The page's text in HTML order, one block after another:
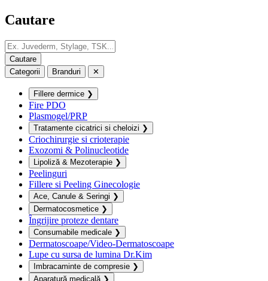
Cautare
Categorii Branduri ✕
Fillere dermice ❯
Fire PDO
Plasmogel/PRP
Tratamente cicatrici si cheloizi ❯
Criochirurgie si crioterapie
Exozomi & Polinucleotide
Lipoliză & Mezoterapie ❯
Peelinguri
Fillere si Peeling Ginecologie
Ace, Canule & Seringi ❯
Dermatocosmetice ❯
Îngrijire proteze dentare
Consumabile medicale ❯
Dermatoscoape/Video-Dermatoscoape
Lupe cu sursa de lumina Dr.Kim
Imbracaminte de compresie ❯
Aparatură medicală ❯